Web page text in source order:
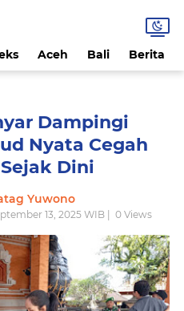
Aceh Bali Berita
Dampingi
Nyata Cegah
Dini
Yuwono
13, 2025 WIB | 0 Views